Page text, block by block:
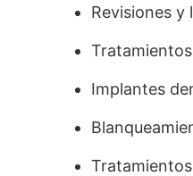
Revisiones y
Implantes